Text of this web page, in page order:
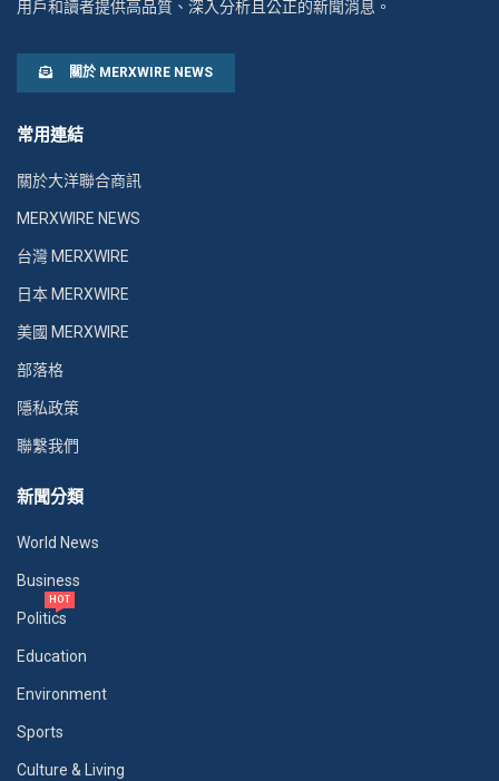
用戶和讀者提供高品質、深入分析且公正的新聞消息。
關於 MERXWIRE NEWS
常用連結
關於大洋聯合商訊
MERXWIRE NEWS
台灣 MERXWIRE
日本 MERXWIRE
美國 MERXWIRE
部落格
隱私政策
聯繫我們
新聞分類
World News
Business
Politics
HOT
Education
Environment
Sports
Culture & Living